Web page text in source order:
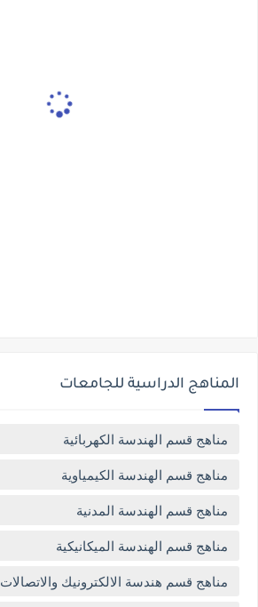
المناهج الدراسية للجامعات
مناهج قسم الهندسة الكهربائية
مناهج قسم الهندسة الكيمياوية
مناهج قسم الهندسة المدنية
مناهج قسم الهندسة الميكانيكية
مناهج قسم هندسة الالكترونيك والاتصالات